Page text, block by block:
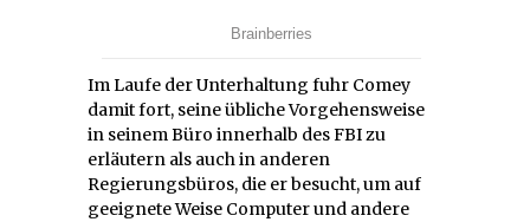
Im Laufe der Unterhaltung fuhr Comey
damit fort, seine übliche Vorgehensweise
in seinem Büro innerhalb des FBI zu
erläutern als auch in anderen
Regierungsbüros, die er besucht, um auf
geeignete Weise Computer und andere